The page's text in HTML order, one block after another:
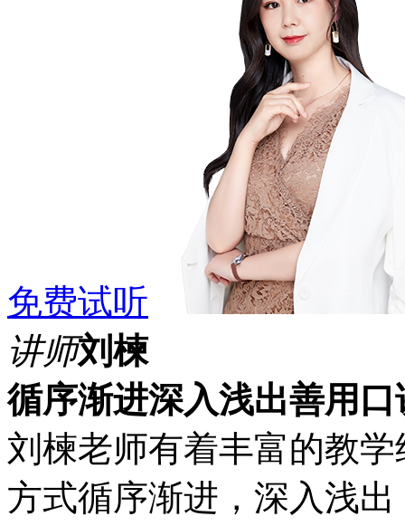
免费试听
讲师刘楝
循序渐进深入浅出善用口
刘楝老师有着丰富的教
方式循序渐进，深入浅